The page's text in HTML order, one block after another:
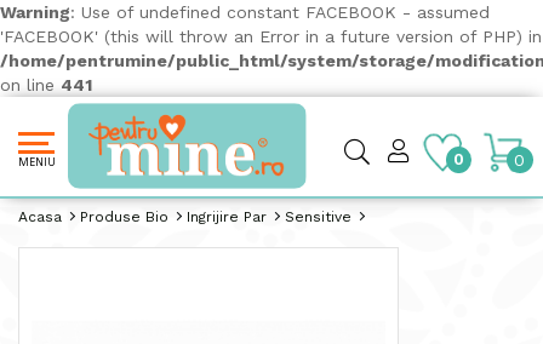
Warning: Use of undefined constant FACEBOOK - assumed
'FACEBOOK' (this will throw an Error in a future version of PHP) in
/home/pentrumine/public_html/system/storage/
on line 441
MENIU 0 0
Acasa Produse Bio Ingrijire Par
Sensitive
Spray Pentru Volum De La Radacina - INSIGHT